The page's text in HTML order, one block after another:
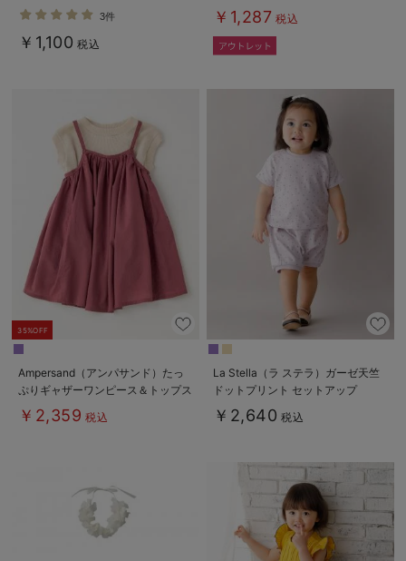
3件
￥1,100 税込
￥1,287 税込
35%OFF
Ampersand（アンパサンド）たっ
ぷりギャザーワンピース＆トップス
￥2,359 税込
La Stella（ラ ステラ）ガーゼ天竺
ドットプリント セットアップ
￥2,640 税込